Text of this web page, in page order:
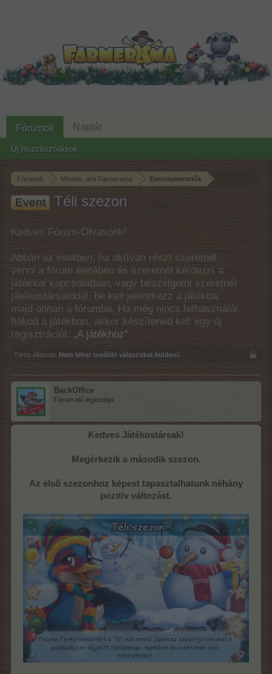
Fórumok Minden, ami Farmerama Eventismertetők
Event Téli szezon
Kedves Fórum-Olvasónk!
Abban az esetben, ha aktívan részt szeretnél
venni a fórum életében és szeretnél kérdezni a
játékkal kapcsolatban, vagy beszélgetni szeretnél
játékostársaiddal, be kell jelentkezz a játékba,
majd onnan a fórumba. Ha még nincs felhasználói
fiókod a játékban, akkor készítened kell egy új
regisztrációt. „A játékhoz“
Téma állapota: Nem lehet további válaszokat küldeni.
BackOffice
Fórum elő legendája
Kedves Játékostársak!
Megérkezik a második szezon.
Az első szezonhoz képest tapasztalhatunk néhány
pozitív változást.
Fórumok
Új hozzászólások
Naptár